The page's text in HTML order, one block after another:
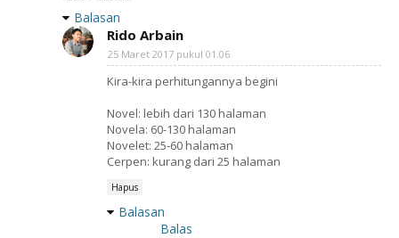
Balasan
Rido Arbain
25 Maret 2017 pukul 01.06
Kira-kira perhitungannya begini
Novel: lebih dari 130 halaman
Novela: 60-130 halaman
Novelet: 25-60 halaman
Cerpen: kurang dari 25 halaman
Hapus
Balasan
Balas